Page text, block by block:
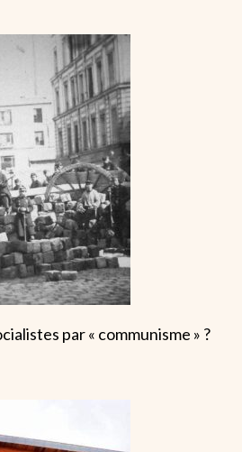
par « communisme » ?